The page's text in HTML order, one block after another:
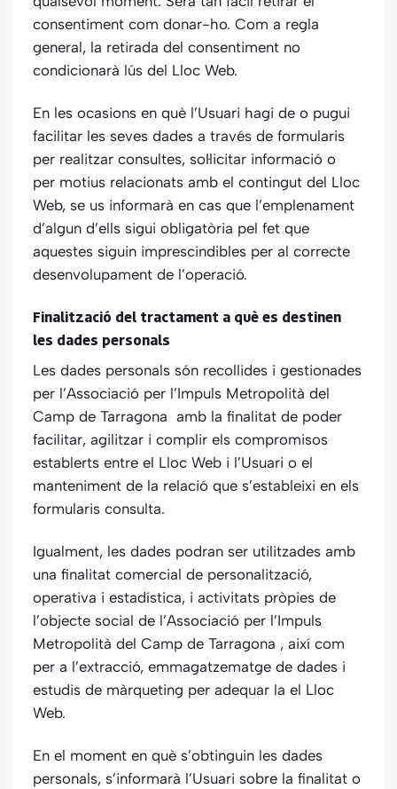
consentiment com donar-ho. Com a regla
general, la retirada del consentiment no
condicionarà lús del Lloc Web.
En les ocasions en què l’Usuari hagi de o pugui
facilitar les seves dades a través de formularis
per realitzar consultes, sol·licitar informació o
per motius relacionats amb el contingut del Lloc
Web, se us informarà en cas que l’emplenament
d’algun d’ells sigui obligatòria pel fet que
aquestes siguin imprescindibles per al correcte
desenvolupament de l’operació.
Finalització del tractament a què es destinen
les dades personals
Les dades personals són recollides i gestionades
per l’Associació per l’Impuls Metropolità del
Camp de Tarragona amb la finalitat de poder
facilitar, agilitzar i complir els compromisos
establerts entre el Lloc Web i l’Usuari o el
manteniment de la relació que s’estableixi en els
formularis consulta.
Igualment, les dades podran ser utilitzades amb
una finalitat comercial de personalització,
operativa i estadística, i activitats pròpies de
l’objecte social de l’Associació per l’Impuls
Metropolità del Camp de Tarragona , així com
per a l’extracció, emmagatzematge de dades i
estudis de màrqueting per adequar la el Lloc
Web.
En el moment en què s’obtinguin les dades
personals, s’informarà l’Usuari sobre la finalitat o